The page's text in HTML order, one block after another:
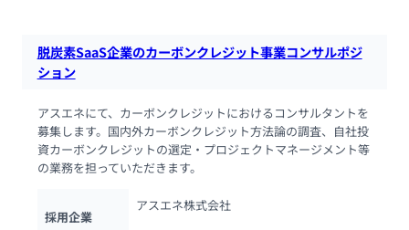
脱炭素SaaS企業のカーボンクレジット事業コンサルポジ
ション
アスエネにて、カーボンクレジットにおけるコンサルタントを
募集します。国内外カーボンクレジット方法論の調査、自社投
資カーボンクレジットの選定・プロジェクトマネージメント等
の業務を担っていただきます。
採用企業
アスエネ株式会社